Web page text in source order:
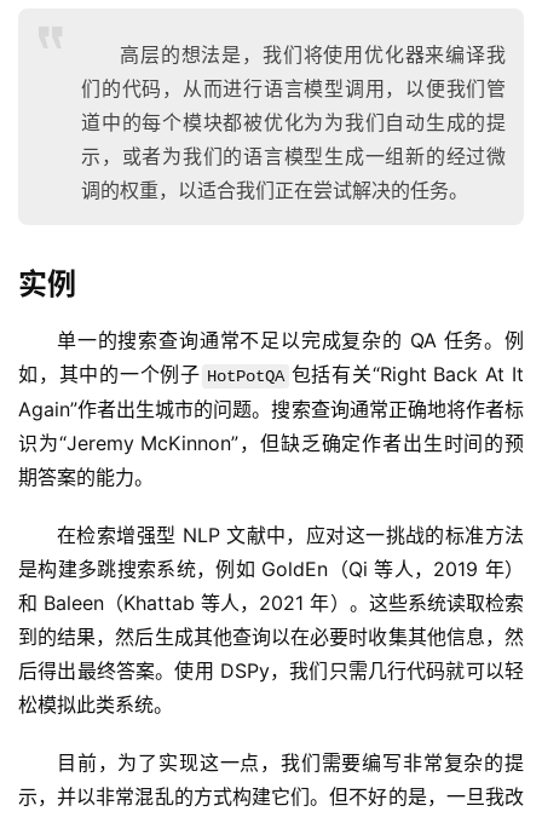
高层的想法是，我们将使用优化器来编译我
们的代码，从而进行语言模型调用，以便我们管
道中的每个模块都被优化为为我们自动生成的提
示，或者为我们的语言模型生成一组新的经过微
调的权重，以适合我们正在尝试解决的任务。
实例
单一的搜索查询通常不足以完成复杂的 QA 任务。例
如，其中的一个例子 HotPotQA 包括有关“Right Back At It
Again”作者出生城市的问题。搜索查询通常正确地将作者标
识为“Jeremy McKinnon”，但缺乏确定作者出生时间的预
期答案的能力。
在检索增强型 NLP 文献中，应对这一挑战的标准方法
是构建多跳搜索系统，例如 GoldEn（Qi 等人，2019 年）
和 Baleen（Khattab 等人，2021 年）。这些系统读取检索
到的结果，然后生成其他查询以在必要时收集其他信息，然
后得出最终答案。使用 DSPy，我们只需几行代码就可以轻
松模拟此类系统。
目前，为了实现这一点，我们需要编写非常复杂的提
示，并以非常混乱的方式构建它们。但不好的是，一旦我改